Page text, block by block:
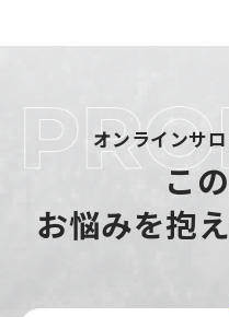
オンラインサ
こ
お悩みを抱